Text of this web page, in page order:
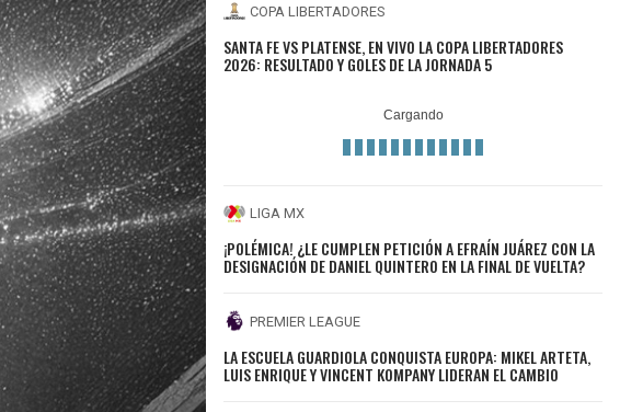
COPA LIBERTADORES
SANTA FE VS PLATENSE, EN VIVO LA COPA LIBERTADORES
2026: RESULTADO Y GOLES DE LA JORNADA 5
LIGA MX
¡POLÉMICA! ¿LE CUMPLEN PETICIÓN A EFRAÍN JUÁREZ CON LA
DESIGNACIÓN DE DANIEL QUINTERO EN LA FINAL DE VUELTA?
PREMIER LEAGUE
LA ESCUELA GUARDIOLA CONQUISTA EUROPA: MIKEL ARTETA,
LUIS ENRIQUE Y VINCENT KOMPANY LIDERAN EL CAMBIO